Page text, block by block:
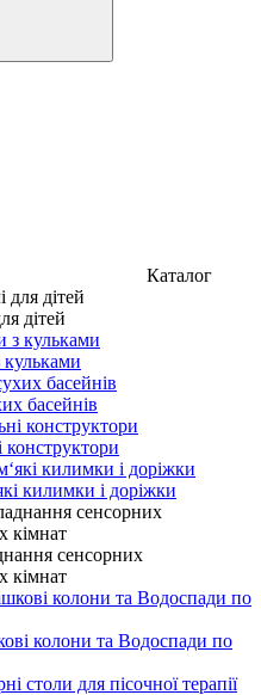
Каталог
дітей
кульками
басейнів
конструктори
килимки і доріжки
сенсорних
кімнат
колони та Водоспади по